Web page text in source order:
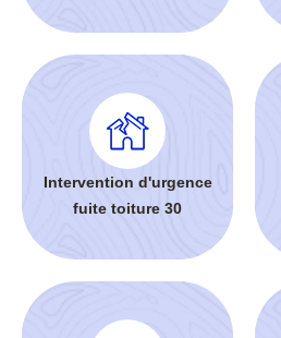
Intervention d'urgence
fuite toiture 30